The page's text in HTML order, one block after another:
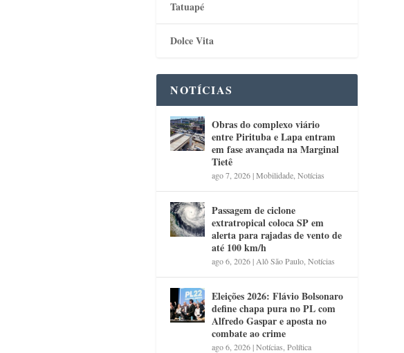
Tatuapé
Dolce Vita
NOTÍCIAS
Obras do complexo viário
entre Pirituba e Lapa entram
em fase avançada na Marginal
Tietê
ago 7, 2026|Mobilidade ,Notícias
Passagem de ciclone
extratropical coloca SP em
alerta para rajadas de vento de
até 100 km/h
ago 6, 2026| Alô São Paulo ,Notícias
Eleições 2026: Flávio Bolsonaro
define chapa pura no PL com
Alfredo Gaspar e aposta no
combate ao crime
ago 6, 2026|Notícias ,Política